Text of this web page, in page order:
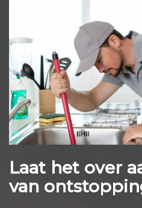
Laat het over
van